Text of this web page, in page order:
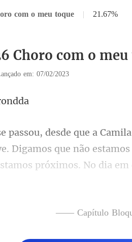
com o meu toque | 21.67%
Choro com o meu
em: 07/02/2023
Digamos que não
—— Capítulo